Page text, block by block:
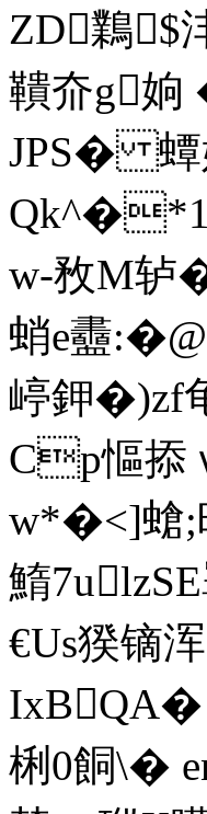
ZD鸈$
鞼夼g姠
JPS� 蟫
Qk^�*1
w-敄M轳
蛸e衋
嵉鉀�)zf
Cp慪掭
w*�<]螥;
鰖
€Us猤镝
IxBQA�
梸 0餇\�